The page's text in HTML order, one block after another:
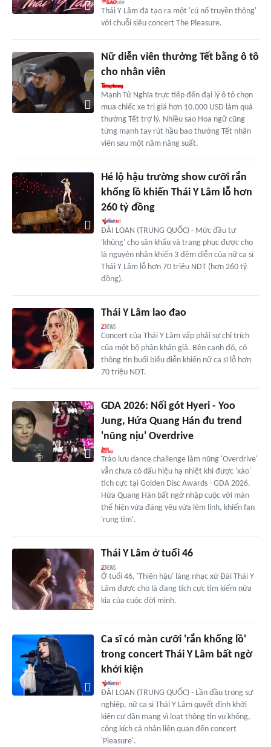
Thái Y Lâm đã tạo ra một 'cú nổ truyền thông'
với chuỗi siêu concert The Pleasure.
Nữ diễn viên thưởng Tết bằng ô tô
cho nhân viên
Mạnh Tử Nghĩa trực tiếp đến đại lý ô tô chọn
mua chiếc xe trị giá hơn 10.000 USD làm quà
thưởng Tết trợ lý. Nhiều sao Hoa ngữ cũng
từng mạnh tay rút hầu bao thưởng Tết nhân
viên sau một năm năng suất.
Hé lộ hậu trường show cưỡi rắn
khổng lồ khiến Thái Y Lâm lỗ hơn
260 tỷ đồng
ĐÀI LOAN (TRUNG QUỐC) - Mức đầu tư
'khủng' cho sân khấu và trang phục được cho
là nguyên nhân khiến 3 đêm diễn của nữ ca sĩ
Thái Y Lâm lỗ hơn 70 triệu NDT (hơn 260 tỷ
đồng).
Thái Y Lâm lao đao
Concert của Thái Y Lâm vấp phải sự chỉ trích
của một bộ phận khán giả. Bên cạnh đó, có
thông tin buổi biểu diễn khiến nữ ca sĩ lỗ hơn
70 triệu NDT.
GDA 2026: Nối gót Hyeri - Yoo
Jung, Hứa Quang Hán đu trend
'nũng nịu' Overdrive
Trào lưu dance challenge làm nũng 'Overdrive'
vẫn chưa có dấu hiệu hạ nhiệt khi được 'xào'
tích cực tại Golden Disc Awards - GDA 2026.
Hứa Quang Hán bất ngờ nhập cuộc với màn
thể hiện vừa đáng yêu vừa lém lỉnh, khiến fan
'rụng tim'.
Thái Y Lâm ở tuổi 46
Ở tuổi 46, 'Thiên hậu' làng nhạc xứ Đài Thái Y
Lâm được cho là đang tích cực tìm kiếm nửa
kia của cuộc đời mình.
Ca sĩ có màn cưỡi 'rắn khổng lồ'
trong concert Thái Y Lâm bất ngờ
khởi kiện
ĐÀI LOAN (TRUNG QUỐC) - Lần đầu trong sự
nghiệp, nữ ca sĩ Thái Y Lâm quyết định khởi
kiện cư dân mạng vì loạt thông tin vu khống,
công kích cá nhân liên quan đến concert
'Pleasure'.